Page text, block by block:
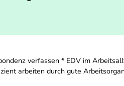
verfassen * EDV im
arbeiten durch gute